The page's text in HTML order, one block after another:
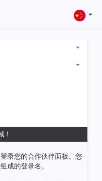
！
录您的合作伙伴面板。您
成的登录名。